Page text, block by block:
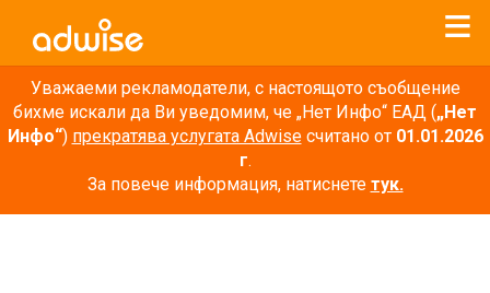
Уважаеми рекламодатели, с настоящото съобщение
бихме искали да Ви уведомим, че „Нет Инфо“ ЕАД („Нет
Инфо“) прекратява услугата Adwiseсчитано от 01.01.2026
г.
За повече информация, натиснете тук.